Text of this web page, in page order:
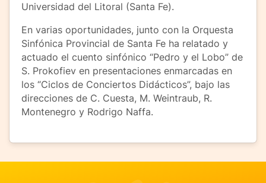
Universidad del Litoral (Santa Fe).
En varias oportunidades, junto con la Orquesta
Sinfónica Provincial de Santa Fe ha relatado y
actuado el cuento sinfónico “Pedro y el Lobo” de
S. Prokofiev en presentaciones enmarcadas en
los “Ciclos de Conciertos Didácticos”, bajo las
direcciones de C. Cuesta, M. Weintraub, R.
Montenegro y Rodrigo Naffa.